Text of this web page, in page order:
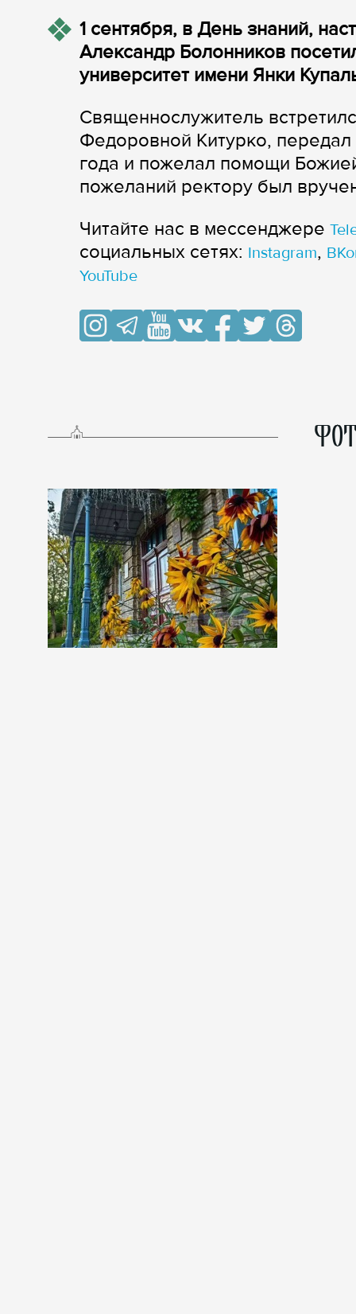
1 сентября, в День знаний,
Александр Болонников
университет имени Янки
Священнослужитель
Федоровной Китурко,
года и пожелал помощи
пожеланий ректору был
Читайте нас в мессенджере
cоциальных сетях: Instagram,
YouTube